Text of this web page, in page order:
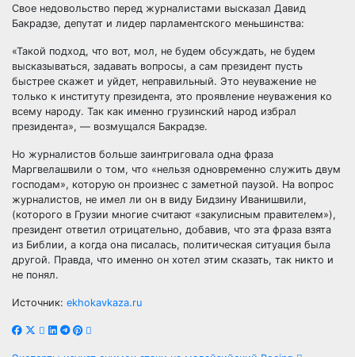
Свое недовольство перед журналистами высказал Давид
Бакрадзе, депутат и лидер парламентского меньшинства:
«Такой подход, что вот, мол, не будем обсуждать, не будем
высказываться, задавать вопросы, а сам президент пусть
быстрее скажет и уйдет, неправильный. Это неуважение не
только к институту президента, это проявление неуважения ко
всему народу. Так как именно грузинский народ избрал
президента», — возмущался Бакрадзе.
Но журналистов больше заинтриговала одна фраза
Маргвелашвили о том, что «нельзя одновременно служить двум
господам», которую он произнес с заметной паузой. На вопрос
журналистов, не имел ли он в виду Бидзину Иванишвили,
(которого в Грузии многие считают «закулисным правителем»),
президент ответил отрицательно, добавив, что эта фраза взята
из Библии, а когда она писалась, политическая ситуация была
другой. Правда, что именно он хотел этим сказать, так никто и
не понял.
Источник: ekhokavkaza.ru